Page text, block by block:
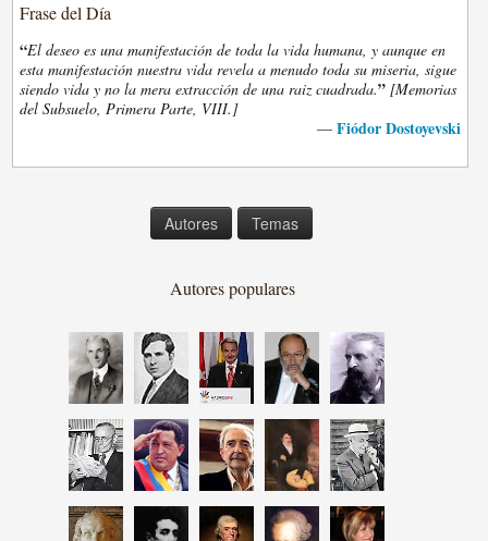
Frase del Día
“El deseo es una manifestación de toda la vida humana, y aunque en
esta manifestación nuestra vida revela a menudo toda su miseria, sigue
siendo vida y no la mera extracción de una raiz cuadrada.” [Memorias
del Subsuelo, Primera Parte, VIII.]
— Fiódor Dostoyevski
Autores Temas
Autores populares